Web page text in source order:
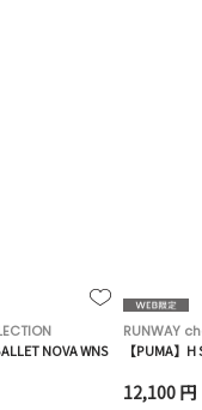
NOVA WNS
RUNWAY
【PUMA】H
12,100 円